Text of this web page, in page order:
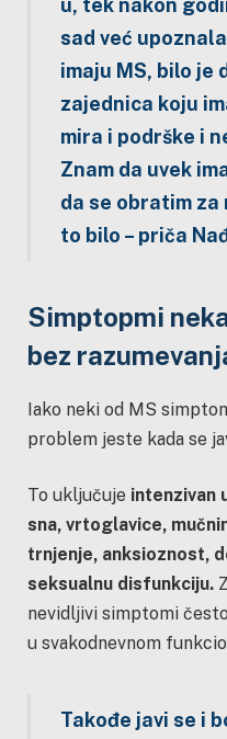
u, tek nakon
sad već
imaju MS, bilo je
zajednica koju
mira i podrške i
Znam da uvek
da se obratim za
to bilo – priča
Simptopmi
bez
Iako neki od MS
problem jeste kada se
To uključuje intenzivan
sna, vrtoglavice,
trnjenje, anksioznost,
seksualnu disfunkciju.
nevidljivi simptomi
u svakodnevnom
Takođe javi se i